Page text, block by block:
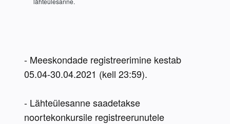
- Meeskondade registreerimine kestab
05.04-30.04.2021 (kell 23:59).
- Lähteülesanne saadetakse
noortekonkursile registreerunutele